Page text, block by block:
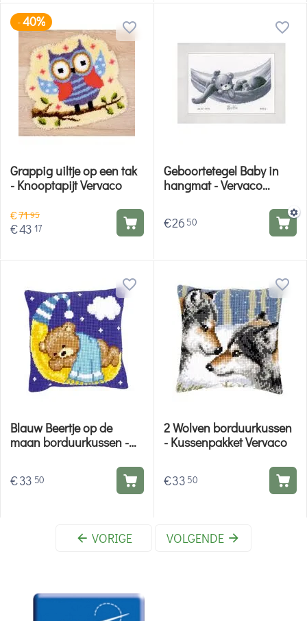
-40%
Grappig uiltje op een tak
- Knooptapijt Vervaco
€7195
€43 17
Geboortetegel Baby in
hangmat - Vervaco
€26 50
Blauw Beertje op de
maan borduurkussen -
€33 50
2 Wolven borduurkussen
- Kussenpakket Vervaco
€33 50
VORIGE VOLGENDE